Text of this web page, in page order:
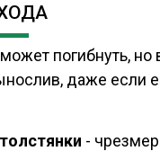
погибнуть, но
даже если
-